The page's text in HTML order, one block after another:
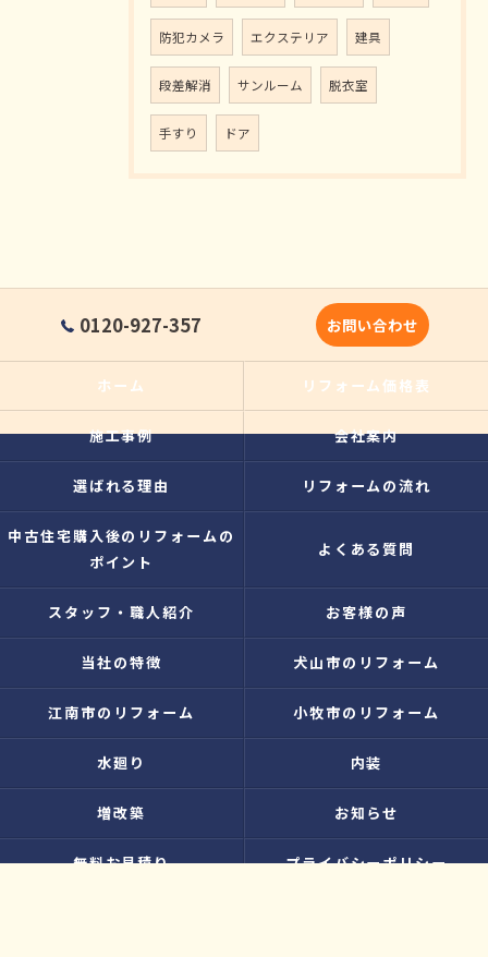
防犯カメラ エクステリア 建具
段差解消 サンルーム 脱衣室
手すり ドア
0120-927-357 お問い合わせ
ホーム リフォーム価格表
施工事例 会社案内
選ばれる理由 リフォームの流れ
中古住宅購入後のリフォームの
ポイント
よくある質問
スタッフ・職人紹介 お客様の声
当社の特徴 犬山市のリフォーム
江南市のリフォーム 小牧市のリフォーム
水廻り 内装
増改築 お知らせ
無料お見積り プライバシーポリシー